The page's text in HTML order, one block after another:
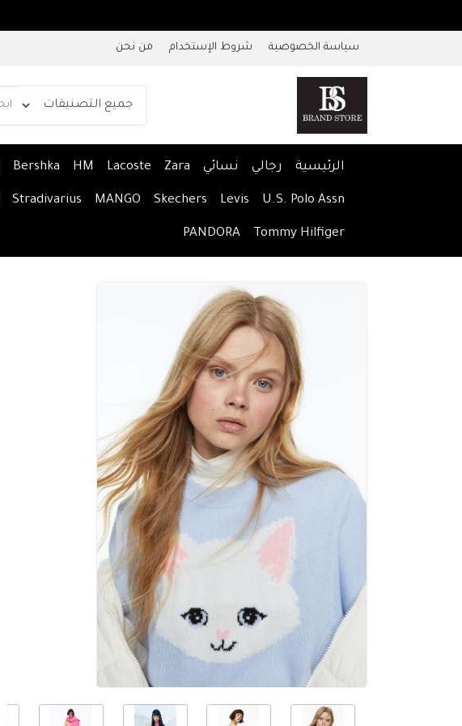
سياسة الخصوصية شروط الإستخدام من نحن
الرئيسية رجالي نسائي Zara
Lacoste
HM
Bershka
U.S. Polo Assn
Levis
Skechers
MANGO
Stradivarius
Tommy Hilfiger
PANDORA